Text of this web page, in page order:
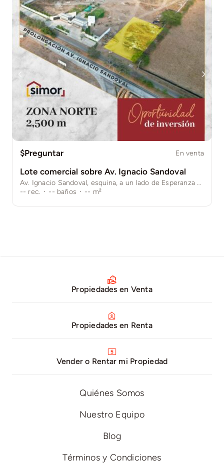
$Preguntar En venta
Lote comercial sobre Av. Ignacio Sandoval
Av. Ignacio Sandoval, esquina, a un lado de Esperanza Real. Colima, Col.
-- rec. · -- baños · -- m²
Propiedades en Venta
Propiedades en Renta
Vender o Rentar mi Propiedad
Quiénes Somos
Nuestro Equipo
Blog
Términos y Condiciones